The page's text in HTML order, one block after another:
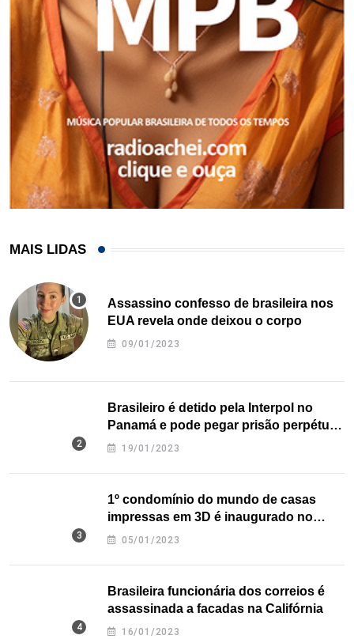
MAIS LIDAS
Assassino confesso de brasileira nos
EUA revela onde deixou o corpo
09/01/2023
Brasileiro é detido pela Interpol no
Panamá e pode pegar prisão perpétua
nos EUA
19/01/2023
1º condomínio do mundo de casas
impressas em 3D é inaugurado no
Texas
05/01/2023
Brasileira funcionária dos correios é
assassinada a facadas na Califórnia
16/01/2023